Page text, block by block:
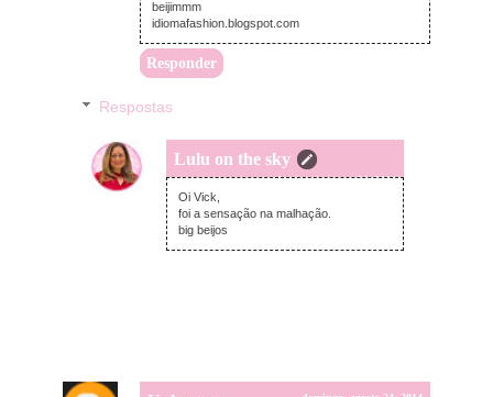
beijimmm
idiomafashion.blogspot.com
Responder
Respostas
Lulu on the sky
domingo, agosto 24, 2014
Oi Vick,
foi a sensação na malhação.
big beijos